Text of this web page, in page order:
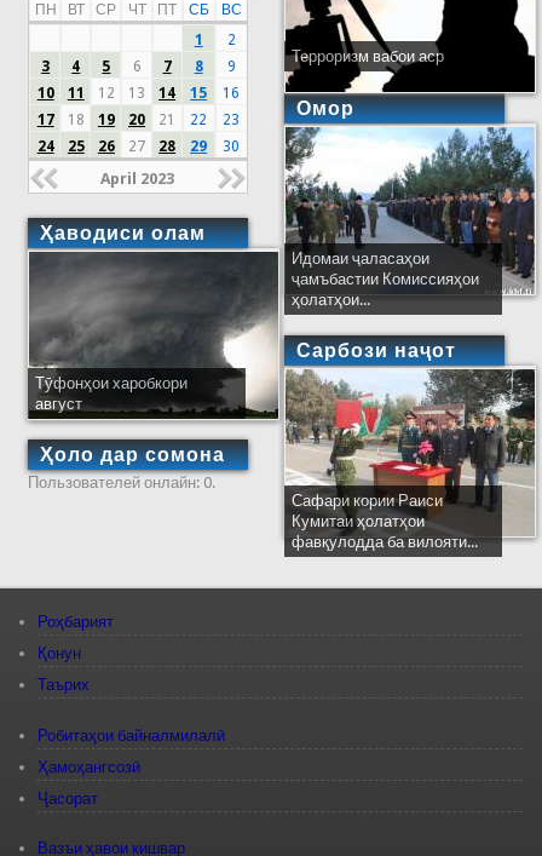
ПН ВТ СР ЧТ ПТ СБ
ВС
1
2
3
4 5 6 7 8
9
10
11 12 13 14 15
16
17
18 19 20 21 22
23
24
25 26 27 28 29 30
April 2023
Ҳаводиси олам
Тӯфонҳои харобкори
август
Ҳоло дар сомона
Пользователей онлайн: 0.
Терроризм вабои аср
Омор
Идомаи ҷаласаҳои
ҷамъбастии Комиссияҳои
ҳолатҳои...
Сарбози наҷот
Сафари кории Раиси
Кумитаи ҳолатҳои
фавқулодда ба вилояти...
Роҳбарият
Қонун
Таърих
Робитаҳои байналмилалӣ
Ҳамоҳангсозӣ
Ҷасорат
Вазъи ҳавои кишвар